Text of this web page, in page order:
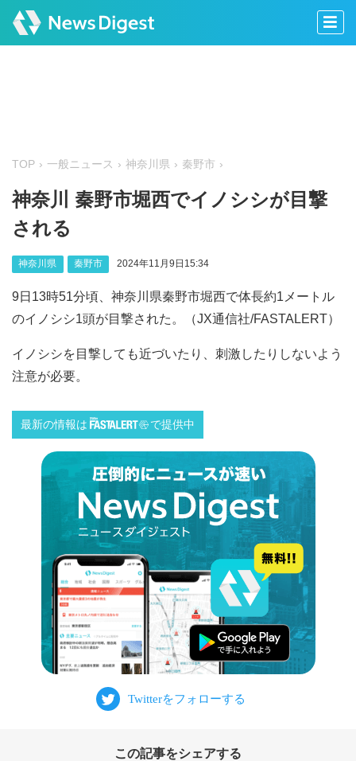
TOP 一般ニュース 神奈川県 秦野市
神奈川 秦野市堀西でイノシシが目撃
される
神奈川県 秦野市 2024年11月9日15:34
9日13時51分頃、神奈川県秦野市堀西で体長約1メートル
のイノシシ1頭が目撃された。（JX通信社/FASTALERT）
イノシシを目撃しても近づいたり、刺激したりしないよう
注意が必要。
最新の情報は で提供中
この記事をシェアする